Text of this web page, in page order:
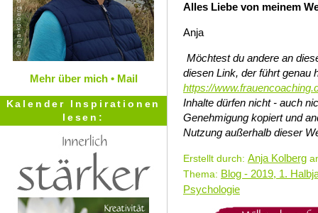
Alles Liebe von meinem
Anja
Möchtest du andere an
diesen Link, der führt genau
https://
Inhalte dürfen nicht - auch
Genehmigung kopiert und
Nutzung außerhalb dieser
Erstellt durch: Anja Kolberg
Thema: Blog - 2019, 1.
Psychologie
Mehr über mich • Mail
Kalender Inspirationen
lesen: